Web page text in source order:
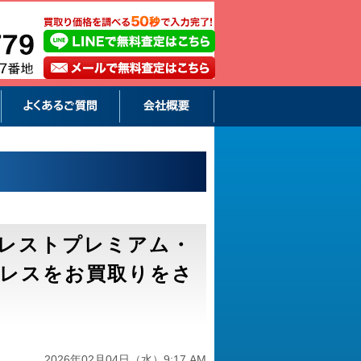
ストプレミアム・
スをお買取りをさ